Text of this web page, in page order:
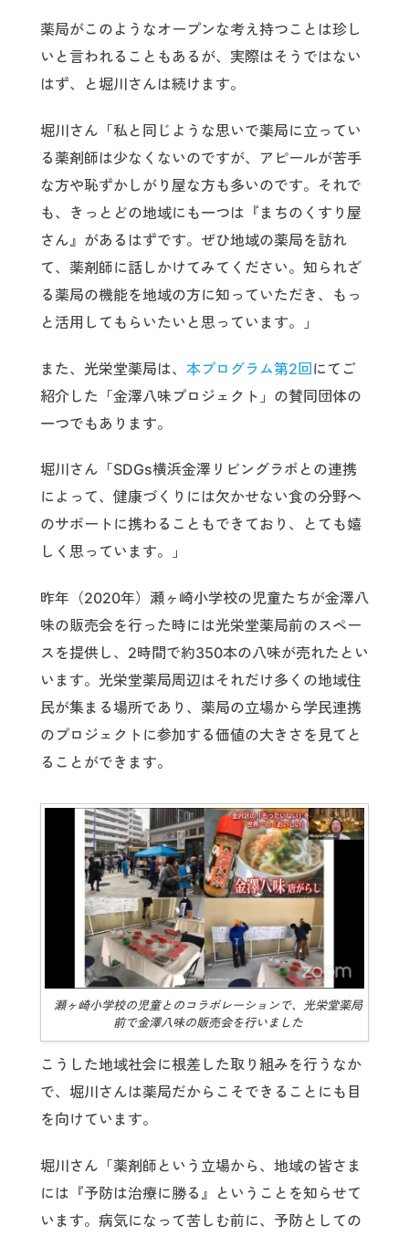
薬局がこのようなオープンな考え持つことは珍し
いと言われることもあるが、実際はそうではない
はず、と堀川さんは続けます。
堀川さん「私と同じような思いで薬局に立ってい
る薬剤師は少なくないのですが、アピールが苦手
な方や恥ずかしがり屋な方も多いのです。それで
も、きっとどの地域にも一つは『まちのくすり屋
さん』があるはずです。ぜひ地域の薬局を訪れ
て、薬剤師に話しかけてみてください。知られざ
る薬局の機能を地域の方に知っていただき、もっ
と活用してもらいたいと思っています。」
また、光栄堂薬局は、 本プログラム第2回にてご
紹介した「金澤八味プロジェクト」の賛同団体の
一つでもあります。
堀川さん「SDGs横浜金澤リビングラボとの連携
によって、健康づくりには欠かせない食の分野へ
のサポートに携わることもできており、とても嬉
しく思っています。」
昨年（2020年）瀬ヶ崎小学校の児童たちが金澤八
味の販売会を行った時には光栄堂薬局前のスペー
スを提供し、2時間で約350本の八味が売れたとい
います。光栄堂薬局周辺はそれだけ多くの地域住
民が集まる場所であり、薬局の立場から学民連携
のプロジェクトに参加する価値の大きさを見てと
ることができます。
瀬ヶ崎小学校の児童とのコラボレーションで、光栄堂薬局
前で金澤八味の販売会を行いました
こうした地域社会に根差した取り組みを行うなか
で、堀川さんは薬局だからこそできることにも目
を向けています。
堀川さん「薬剤師という立場から、地域の皆さま
には『予防は治療に勝る』ということを知らせて
います。病気になって苦しむ前に、予防としての